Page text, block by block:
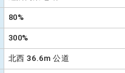
80%
300%
北西 36.6m 公道